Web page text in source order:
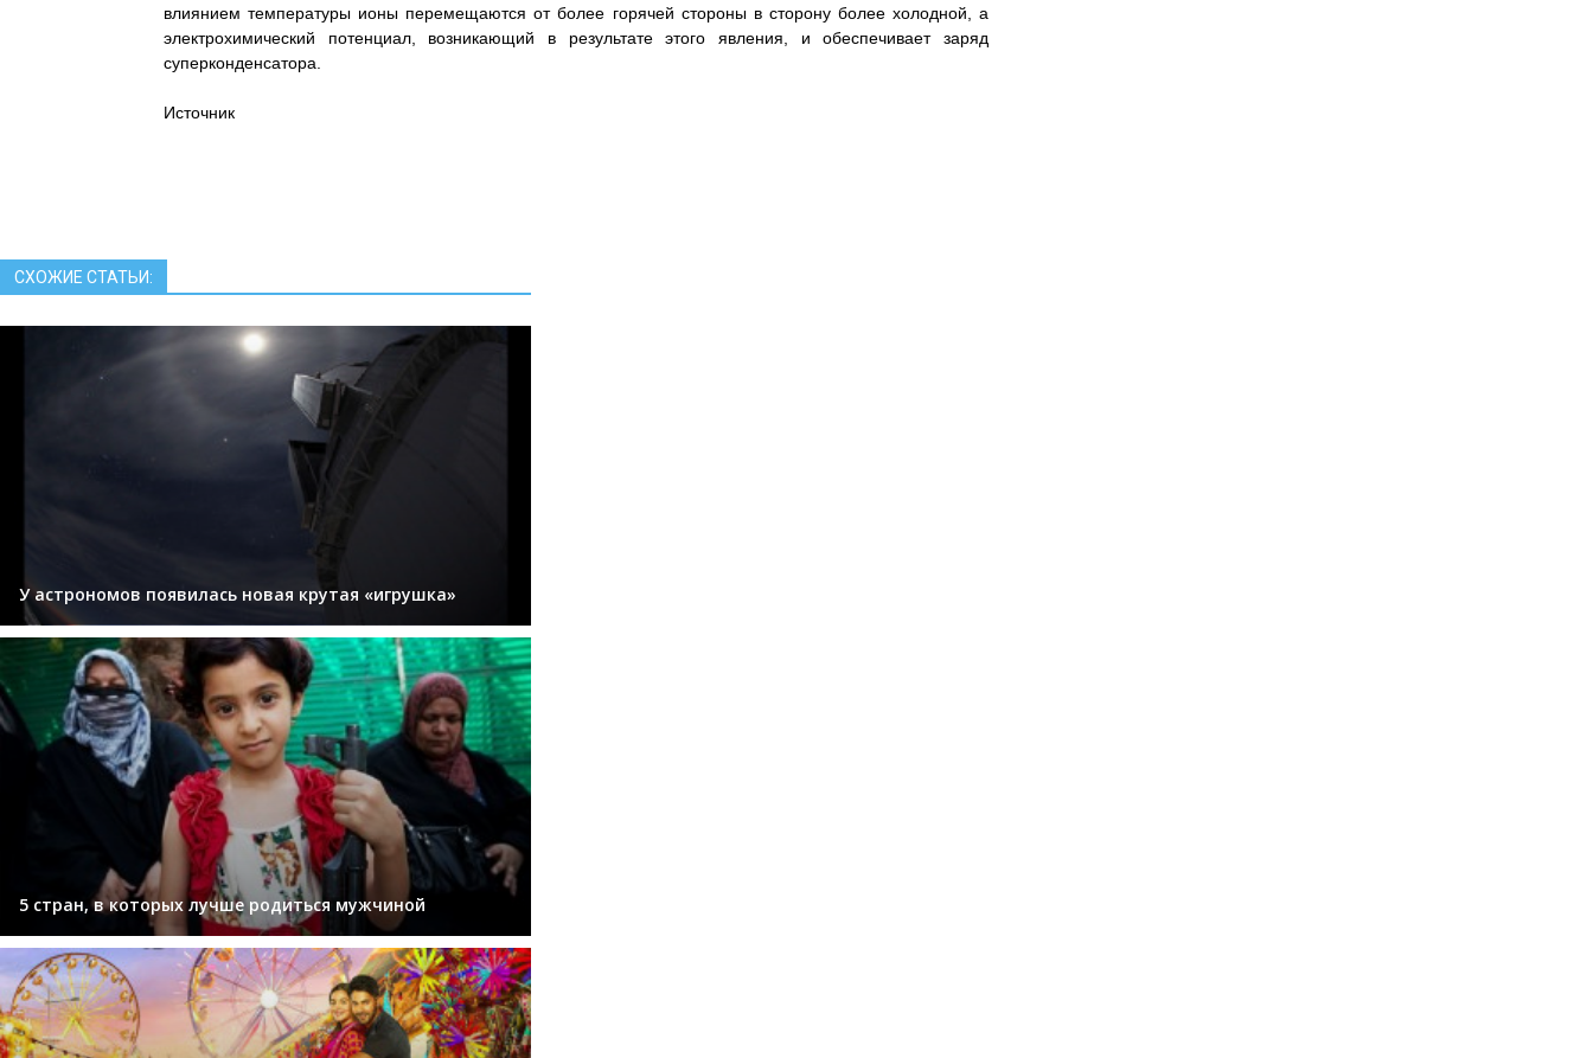
влиянием температуры ионы перемещаются от более горячей стороны в сторону более холодной, а
электрохимический потенциал, возникающий в результате этого явления, и обеспечивает заряд
суперконденсатора.
Источник
СХОЖИЕ СТАТЬИ:
У астрономов появилась новая крутая «игрушка»
5 стран, в которых лучше родиться мужчиной